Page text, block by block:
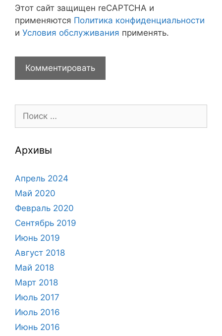
Этот сайт защищен reCAPTCHA и
применяются Политика конфиденциальности
и Условия обслуживания применять.
Архивы
Апрель 2024
Май 2020
Февраль 2020
Сентябрь 2019
Июнь 2019
Август 2018
Май 2018
Март 2018
Июль 2017
Июль 2016
Июнь 2016